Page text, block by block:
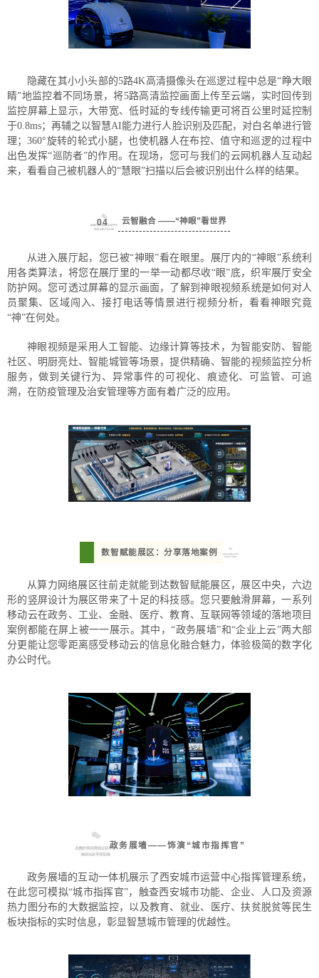
隐藏在其小小头部的5路4K高清摄像头在巡逻过程中总是“睁大眼
睛”地监控着不同场景，将5路高清监控画面上传至云端，实时回传到
监控屏幕上显示，大带宽、低时延的专线传输更可将百公里时延控制
于0.8ms；再辅之以智慧AI能力进行人脸识别及匹配，对白名单进行管
理；360°旋转的轮式小腿，也使机器人在布控、值守和巡逻的过程中
出色发挥“巡防者”的作用。在现场，您可与我们的云网机器人互动起
来，看看自己被机器人的“慧眼”扫描以后会被识别出什么样的结果。
04 云智融合 ——“神眼”看世界
从进入展厅起，您已被“神眼”看在眼里。展厅内的“神眼”系统利
用各类算法，将您在展厅里的一举一动都尽收“眼”底，织牢展厅安全
防护网。您可透过屏幕的显示画面，了解到神眼视频系统是如何对人
员聚集、区域闯入、接打电话等情景进行视频分析，看看神眼究竟
“神”在何处。
神眼视频是采用人工智能、边缘计算等技术，为智能安防、智能
社区、明厨亮灶、智能城管等场景，提供精确、智能的视频监控分析
服务，做到关键行为、异常事件的可视化、痕迹化、可监管、可追
溯，在防疫管理及治安管理等方面有着广泛的应用。
数智赋能展区：分享落地案例
从算力网络展区往前走就能到达数智赋能展区，展区中央，六边
形的竖屏设计为展区带来了十足的科技感。您只要触滑屏幕，一系列
移动云在政务、工业、金融、医疗、教育、互联网等领域的落地项目
案例都能在屏上被一一展示。其中，“政务展墙”和“企业上云”两大部
分更能让您零距离感受移动云的信息化融合魅力，体验极简的数字化
办公时代。
政务展墙——饰演“城市指挥官”
政务展墙的互动一体机展示了西安城市运营中心指挥管理系统，
在此您可模拟“城市指挥官”，触查西安城市功能、企业、人口及资源
热力图分布的大数据监控，以及教育、就业、医疗、扶贫脱贫等民生
板块指标的实时信息，彰显智慧城市管理的优越性。